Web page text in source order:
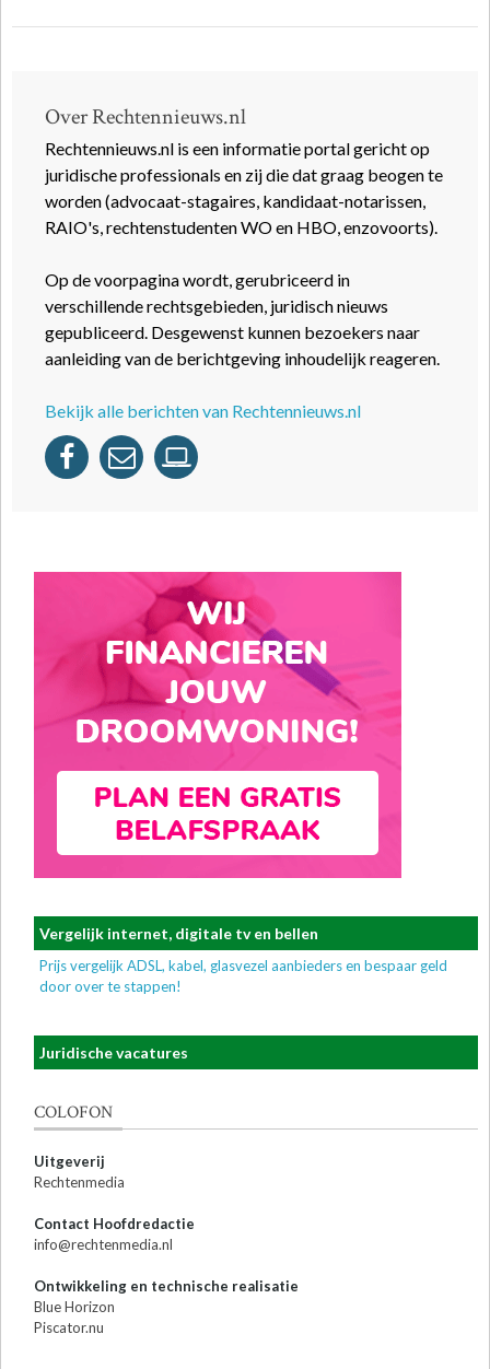
Over Rechtennieuws.nl
Rechtennieuws.nl is een informatie portal gericht op
juridische professionals en zij die dat graag beogen te
worden (advocaat-stagaires, kandidaat-notarissen,
RAIO's, rechtenstudenten WO en HBO, enzovoorts).
Op de voorpagina wordt, gerubriceerd in
verschillende rechtsgebieden, juridisch nieuws
gepubliceerd. Desgewenst kunnen bezoekers naar
aanleiding van de berichtgeving inhoudelijk reageren.
Bekijk alle berichten van Rechtennieuws.nl
Vergelijk internet, digitale tv en bellen
Prijs vergelijk ADSL, kabel, glasvezel aanbieders en bespaar geld
door over te stappen!
Juridische vacatures
COLOFON
Uitgeverij
Rechtenmedia
Contact Hoofdredactie
info@rechtenmedia.nl
Ontwikkeling en technische realisatie
Blue Horizon
Piscator.nu